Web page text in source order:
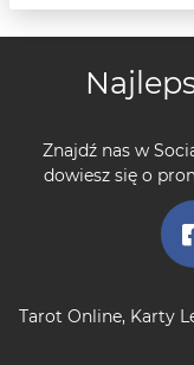
Znajdź nas w
dowiesz się o
Tarot Online, Karty